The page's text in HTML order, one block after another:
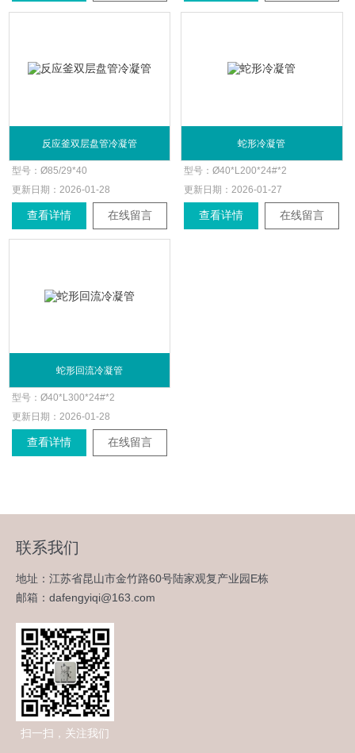
反应釜双层盘管冷凝管
型号：Ø85/29*40
更新日期： 2026-01-28
查看详情 在线留言
蛇形冷凝管
型号：Ø40*L200*24#*2
更新日期： 2026-01-27
查看详情 在线留言
蛇形回流冷凝管
型号：Ø40*L300*24#*2
更新日期：2026-01-28
查看详情 在线留言
联系我们
地址：江苏省昆山市金竹路60号陆家观复产业园E栋
邮箱：dafengyiqi@163.com
扫一扫，关注我们